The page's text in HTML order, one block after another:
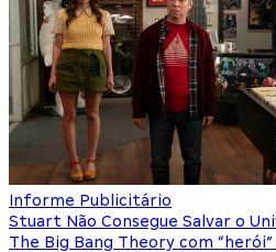
Informe Publicitário
Stuart Não Consegue Salvar o
The Big Bang Theory com